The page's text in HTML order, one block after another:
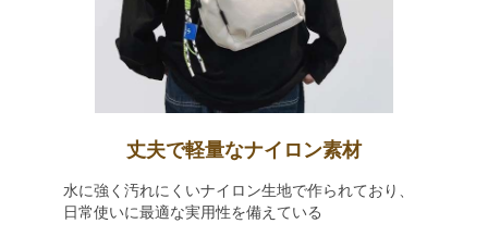
丈夫で軽量なナイロン素材
水に強く汚れにくいナイロン生地で作られており、
日常使いに最適な実用性を備えている